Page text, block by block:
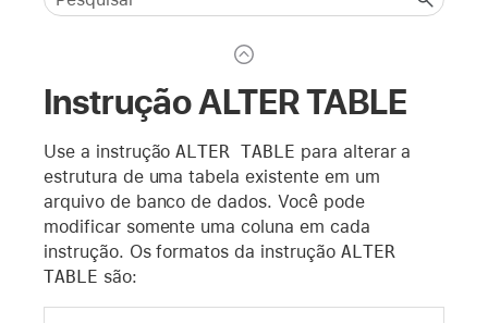
Instrução ALTER TABLE
Use a instruçãoALTER TABLE para alterar a
estrutura de uma tabela existente em um
arquivo de banco de dados. Você pode
modificar somente uma coluna em cada
instrução. Os formatos da instrução ALTER
TABLE são: